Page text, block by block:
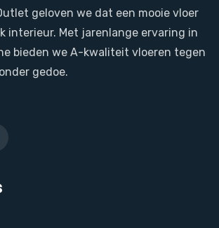
geloven we dat een mooie vloer
interieur. Met jarenlange ervaring in
bieden we A-kwaliteit vloeren tegen
gedoe.